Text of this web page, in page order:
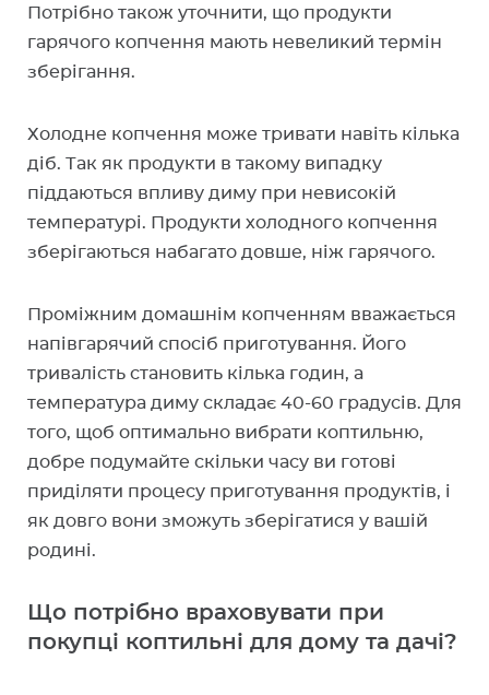
Потрібно також уточнити, що продукти
гарячого копчення мають невеликий термін
зберігання.
Холодне копчення може тривати навіть кілька
діб. Так як продукти в такому випадку
піддаються впливу диму при невисокій
температурі. Продукти холодного копчення
зберігаються набагато довше, ніж гарячого.
Проміжним домашнім копченням вважається
напівгарячий спосіб приготування. Його
тривалість становить кілька годин, а
температура диму складає 40-60 градусів. Для
того, щоб оптимально вибрати коптильню,
добре подумайте скільки часу ви готові
приділяти процесу приготування продуктів, і
як довго вони зможуть зберігатися у вашій
родині.
Що потрібно враховувати при
покупці коптильні для дому та дачі?